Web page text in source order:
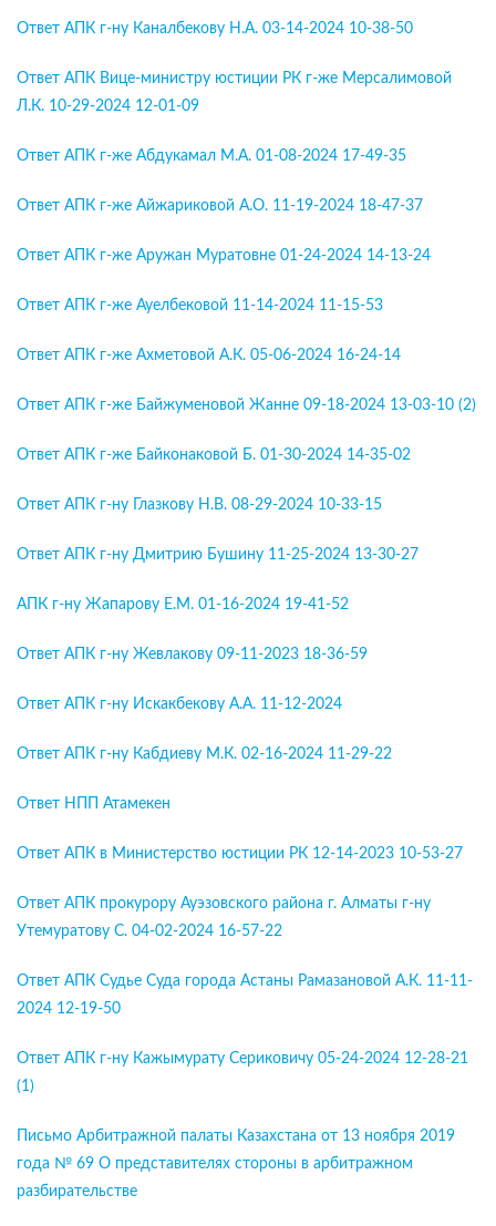
Ответ АПК г-ну Каналбекову Н.А. 03-14-2024 10-38-50
Ответ АПК Вице-министру юстиции РК г-же Мерсалимовой
Л.К. 10-29-2024 12-01-09
Ответ АПК г-же Абдукамал М.А. 01-08-2024 17-49-35
Ответ АПК г-же Айжариковой А.О. 11-19-2024 18-47-37
Ответ АПК г-же Аружан Муратовне 01-24-2024 14-13-24
Ответ АПК г-же Ауелбековой 11-14-2024 11-15-53
Ответ АПК г-же Ахметовой А.К. 05-06-2024 16-24-14
Ответ АПК г-же Байжуменовой Жанне 09-18-2024 13-03-10 (2)
Ответ АПК г-же Байконаковой Б. 01-30-2024 14-35-02
Ответ АПК г-ну Глазкову Н.В. 08-29-2024 10-33-15
Ответ АПК г-ну Дмитрию Бушину 11-25-2024 13-30-27
АПК г-ну Жапарову Е.М. 01-16-2024 19-41-52
Ответ АПК г-ну Жевлакову 09-11-2023 18-36-59
Ответ АПК г-ну Искакбекову А.А. 11-12-2024
Ответ АПК г-ну Кабдиеву М.К. 02-16-2024 11-29-22
Ответ НПП Атамекен
Ответ АПК в Министерство юстиции РК 12-14-2023 10-53-27
Ответ АПК прокурору Ауэзовского района г. Алматы г-ну
Утемуратову С. 04-02-2024 16-57-22
Ответ АПК Судье Суда города Астаны Рамазановой А.К. 11-11-
2024 12-19-50
Ответ АПК г-ну Кажымурату Сериковичу 05-24-2024 12-28-21
(1)
Письмо Арбитражной палаты Казахстана от 13 ноября 2019
года № 69 О представителях стороны в арбитражном
разбирательстве